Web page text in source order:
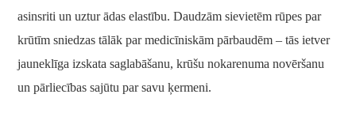
asinsriti un uztur ādas elastību. Daudzām sievietēm rūpes par
krūtīm sniedzas tālāk par medicīniskām pārbaudēm – tās ietver
jauneklīga izskata saglabāšanu, krūšu nokarenuma novēršanu
un pārliecības sajūtu par savu ķermeni.